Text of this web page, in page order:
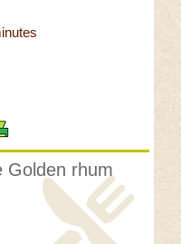
Golden rhum